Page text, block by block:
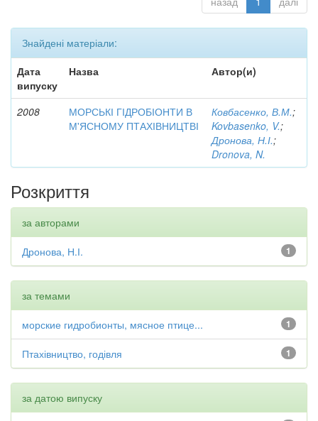
Знайдені матеріали:
Дата
випуску
Назва Автор(и)
2008
МОРСЬКІ ГІДРОБІОНТИ В
М'ЯСНОМУ ПТАХІВНИЦТВІ
Ковбасенко, В.М.;
Kovbasenko, V.;
Дронова, Н.І.;
Dronova, N.
Розкриття
за авторами
1
Дронова, Н.І.
за темами
1
морские гидробионты, мясное птице...
1
Птахівництво, годівля
за датою випуску